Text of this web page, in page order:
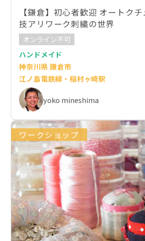
【鎌倉】初心者歓迎 オートク
技アリワーク刺繍の世界
オンライン不可
ハンドメイド
神奈川県 鎌倉市
江ノ島電鉄線・稲村ヶ崎駅
yoko mineshima
ワークショップ